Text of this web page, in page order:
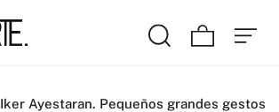
Iker Ayestaran. Pequeños grandes gestos